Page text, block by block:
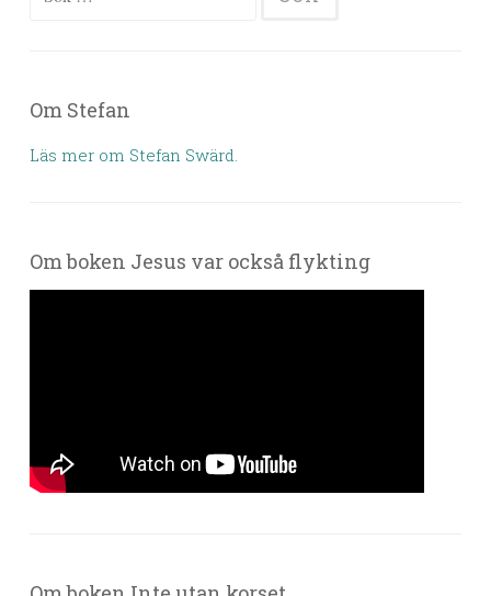
Om Stefan
Läs mer om Stefan Swärd.
Om boken Jesus var också flykting